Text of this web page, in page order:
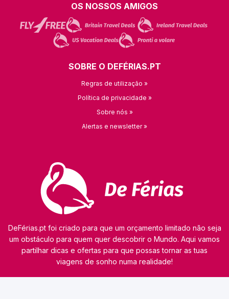
DeFérias.pt foi criado para que um orçamento limitado não seja
um obstáculo para quem quer descobrir o Mundo. Aqui vamos
partilhar dicas e ofertas para que possas tornar as tuas
viagens de sonho numa realidade!
© 2026 kamaviNET sp. z o.o.
OS NOSSOS AMIGOS
SOBRE O DEFÉRIAS.PT
Regras de utilização »
Política de privacidade »
Sobre nós »
Alertas e newsletter »